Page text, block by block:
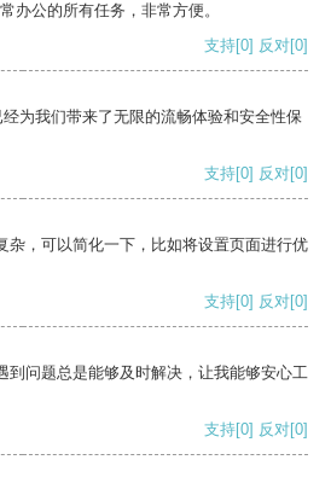
办公的所有任务，非常方便。
支持[0] 反对[0]
为我们带来了无限的流畅体验和安全性保
支持[0] 反对[0]
杂，可以简化一下，比如将设置页面进行优
支持[0] 反对[0]
到问题总是能够及时解决，让我能够安心工
支持[0] 反对[0]